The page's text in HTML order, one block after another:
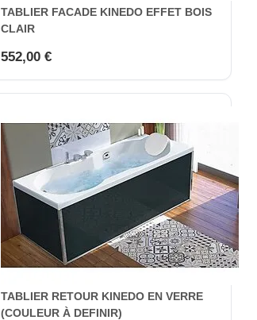
TABLIER FACADE KINEDO EFFET BOIS
CLAIR
552,00 €
TABLIER RETOUR KINEDO EN VERRE
(COULEUR À DEFINIR)